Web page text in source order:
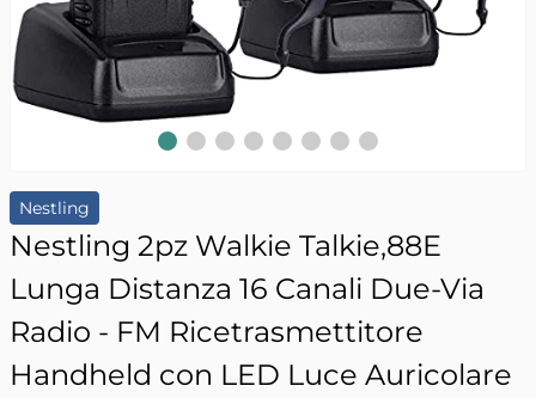
Slide 1Slide 2Slide 3Slide 4
Slide 5Slide 6
Slide 7Slide 8
Nestling
Nestling 2pz Walkie Talkie,88E
Lunga Distanza 16 Canali Due-Via
Radio - FM Ricetrasmettitore
Handheld con LED Luce Auricolare